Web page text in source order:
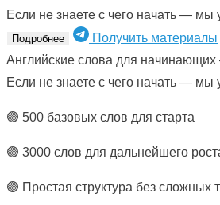
Если не знаете с чего начать — мы
Подробнее
Получить материалы
Английские слова для
Если не знаете с чего начать — мы
🟢 500 базовых слов для старта
🟢 3000 слов для дальнейшего
🟢 Простая структура без сложных